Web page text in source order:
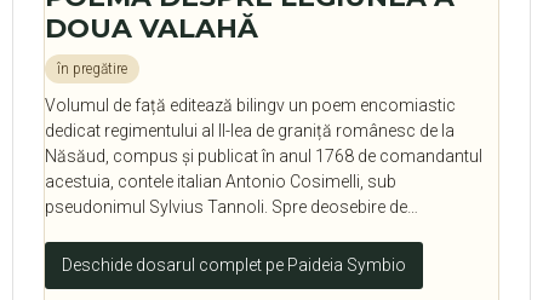
DOUA VALAHĂ
în pregătire
Volumul de față editează bilingv un poem encomiastic
dedicat regimentului al II-lea de graniță românesc de la
Năsăud, compus și publicat în anul 1768 de comandantul
acestuia, contele italian Antonio Cosimelli, sub
pseudonimul Sylvius Tannoli. Spre deosebire de…
Deschide dosarul complet pe Paideia Symbio